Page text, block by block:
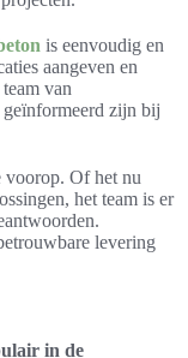
is eenvoudig en
aangeven en
van
zijn bij
voorop. Of het nu
het team is er
levering
in de